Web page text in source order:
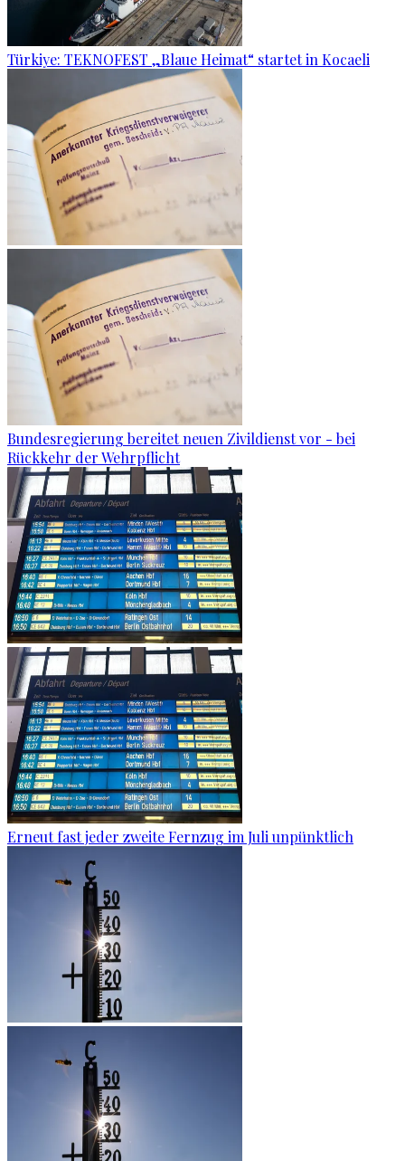
Türkiye: TEKNOFEST „Blaue Heimat“ startet in Kocaeli
Bundesregierung bereitet neuen Zivildienst vor - bei
Rückkehr der Wehrpflicht
Erneut fast jeder zweite Fernzug im Juli unpünktlich